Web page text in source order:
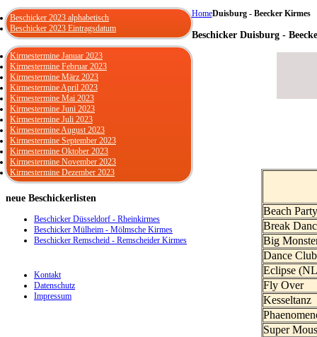
HomeDuisburg - Beecker Kirmes
Beschicker Duisburg -
Beach
Break
Big
Dance Club
Eclipse
Fly Over
Kesseltanz
Super
Beschicker 2023 alphabetisch
Beschicker 2023 Eintragsdatum
Kirmestermine Januar 2023
Kirmestermine Februar 2023
Kirmestermine März 2023
Kirmestermine April 2023
Kirmestermine Mai 2023
Kirmestermine Juni 2023
Kirmestermine Juli 2023
Kirmestermine August 2023
Kirmestermine September 2023
Kirmestermine Oktober 2023
Kirmestermine November 2023
Kirmestermine Dezember 2023
neue Beschickerlisten
Beschicker Düsseldorf - Rheinkirmes
Beschicker Mülheim - Mölmsche Kirmes
Beschicker Remscheid - Remscheider Kirmes
Kontakt
Datenschutz
Impressum